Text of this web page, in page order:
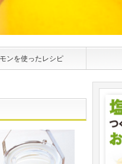
ンを使ったレシピ